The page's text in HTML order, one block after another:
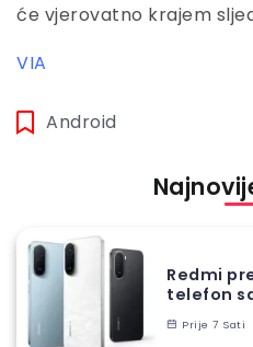
će vjerovatno krajem
VIA
Android
Redmi
telefon
Prije 7 Sati